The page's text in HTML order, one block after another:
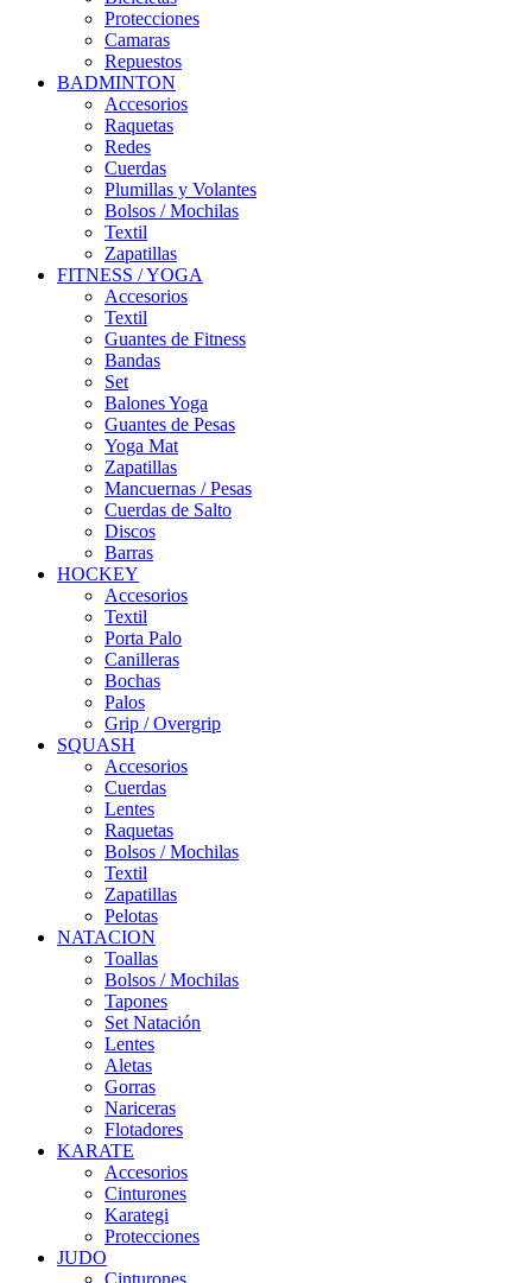
Protecciones
Camaras
Repuestos
BADMINTON
Accesorios
Raquetas
Redes
Cuerdas
Plumillas y Volantes
Bolsos / Mochilas
Textil
Zapatillas
FITNESS / YOGA
Accesorios
Textil
Guantes de Fitness
Bandas
Set
Balones Yoga
Guantes de Pesas
Yoga Mat
Zapatillas
Mancuernas / Pesas
Cuerdas de Salto
Discos
Barras
HOCKEY
Accesorios
Textil
Porta Palo
Canilleras
Bochas
Palos
Grip / Overgrip
SQUASH
Accesorios
Cuerdas
Lentes
Raquetas
Bolsos / Mochilas
Textil
Zapatillas
Pelotas
NATACION
Toallas
Bolsos / Mochilas
Tapones
Set Natación
Lentes
Aletas
Gorras
Nariceras
Flotadores
KARATE
Accesorios
Cinturones
Karategi
Protecciones
JUDO